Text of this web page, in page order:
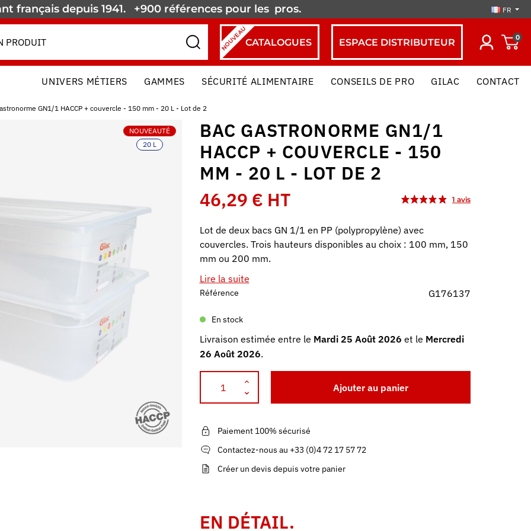
français depuis 1941. +900 références pour les pros. FR
NOUVEAUCATALOGUES ESPACE DISTRIBUTEUR 0
UNIVERS MÉTIERS GAMMES SÉCURITÉ ALIMENTAIRE CONSEILS DE PRO GILAC CONTACT
GN1/1 HACCP + couvercle - 150 mm - 20 L - Lot de 2
NOUVEAUTÉ
20 L
BAC GASTRONORME GN1/1
HACCP + COUVERCLE - 150
MM - 20 L - LOT DE 2
46,29 € HT
Lot de deux bacs GN 1/1 en PP (polypropylène) avec
couvercles. Trois hauteurs disponibles au choix : 100 mm, 150
mm ou 200 mm.
Lire la suite
Référence G176137
En stock
Livraison estimée entre le Mardi 25 Août 2026 et le Mercredi
26 Août 2026.
Ajouter au panier
Paiement 100% sécurisé
Contactez-nous au +33 (0)4 72 17 57 72
Créer un devis depuis votre panier
EN DÉTAIL.